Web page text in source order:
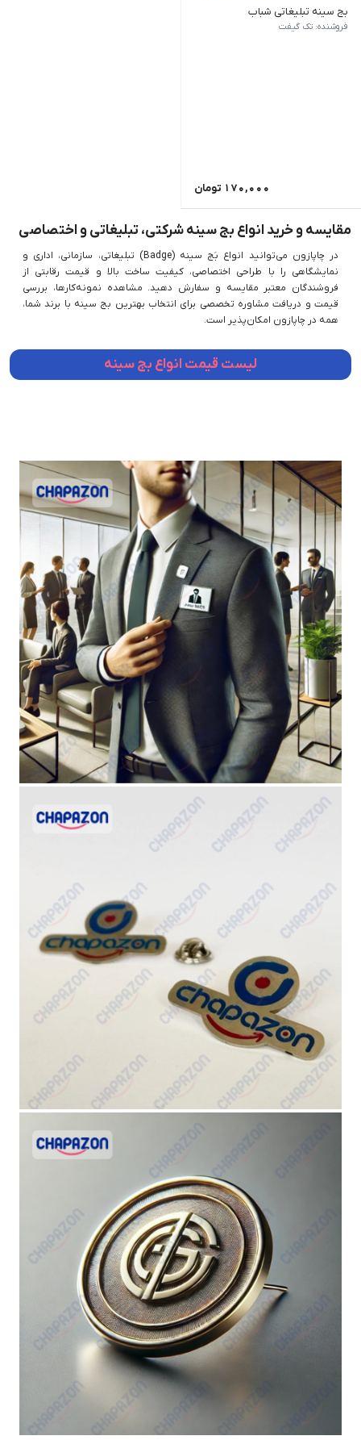
بج سینه تبلیغاتی شباب
جنس : برنج ابعاد: 2*2 / 2.5*2.5 /3*2 گیره سوزنی یا مگنتی به انتخاب شما
فروشنده: تک گیفت
170,000 تومان
مقایسه و خرید انواع بج سینه شرکتی، تبلیغاتی و اختصاصی
در چاپازون می‌توانید انواع بَج سینه (Badge) تبلیغاتی، سازمانی، اداری و
نمایشگاهی را با طراحی اختصاصی، کیفیت ساخت بالا و قیمت رقابتی از
فروشندگان معتبر مقایسه و سفارش دهید. مشاهده نمونه‌کارها، بررسی
قیمت و دریافت مشاوره تخصصی برای انتخاب بهترین بج سینه با برند شما،
همه در چاپازون امکان‌پذیر است.
لیست قیمت انواع بج سینه